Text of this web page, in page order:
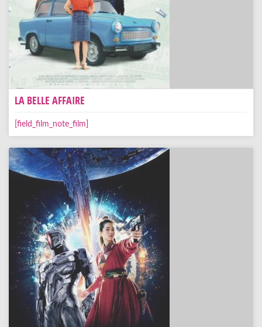
LA BELLE AFFAIRE
[field_film_note_film]